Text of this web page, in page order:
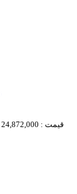
قیمت : 24,872,000 تومان